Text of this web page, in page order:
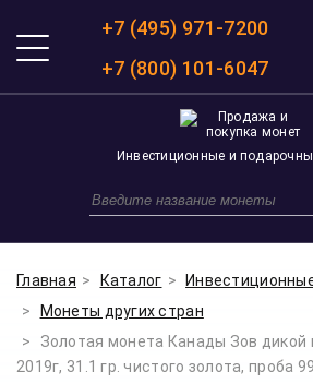
+7 (495) 971-7200
+7 (800) 101-6047
Инвестиционные и
Главная Каталог
Монеты других стран
Золотая монета Канады Зов дикой
2019г, 31.1 гр. чистого золота, проба